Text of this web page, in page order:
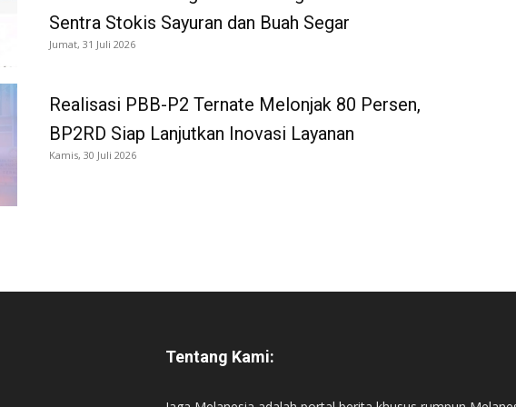
Sentra Stokis Sayuran dan Buah Segar
Jumat, 31 Juli 2026
Realisasi PBB-P2 Ternate Melonjak 80 Persen,
BP2RD Siap Lanjutkan Inovasi Layanan
Kamis, 30 Juli 2026
Tentang Kami: